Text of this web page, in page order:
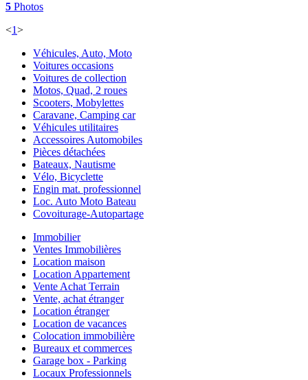
5 Photos
<1>
Véhicules, Auto, Moto
Voitures occasions
Voitures de collection
Motos, Quad, 2 roues
Scooters, Mobylettes
Caravane, Camping car
Véhicules utilitaires
Accessoires Automobiles
Pièces détachées
Bateaux, Nautisme
Vélo, Bicyclette
Engin mat. professionnel
Loc. Auto Moto Bateau
Covoiturage-Autopartage
Immobilier
Ventes Immobilières
Location maison
Location Appartement
Vente Achat Terrain
Vente, achat étranger
Location étranger
Location de vacances
Colocation immobilière
Bureaux et commerces
Garage box - Parking
Locaux Professionnels